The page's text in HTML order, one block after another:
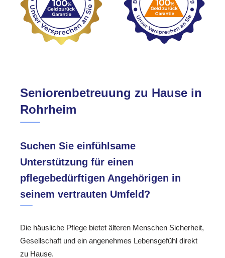
Seniorenbetreuung zu Hause in
Rohrheim
Suchen Sie einfühlsame
Unterstützung für einen
pflegebedürftigen Angehörigen in
seinem vertrauten Umfeld?
Die häusliche Pflege bietet älteren Menschen Sicherheit,
Gesellschaft und ein angenehmes Lebensgefühl direkt
zu Hause.